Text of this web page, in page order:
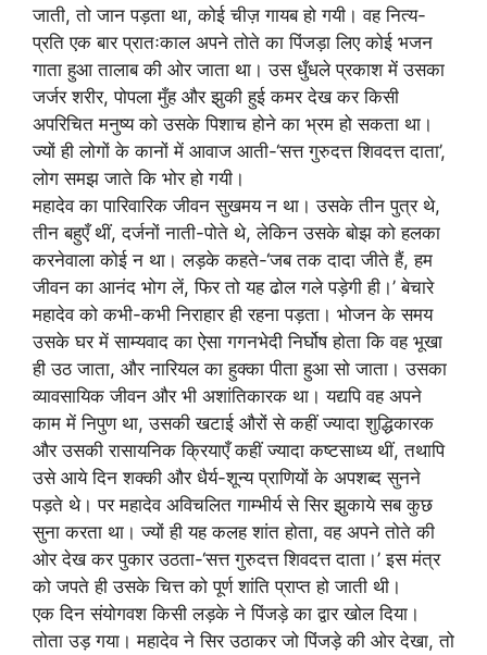
जाती, तो जान पड़ता था, कोई चीज़ गायब हो गयी। वह नित्य-
प्रति एक बार प्रातःकाल अपने तोते का पिंजड़ा लिए कोई भजन
गाता हुआ तालाब की ओर जाता था। उस धुँधले प्रकाश में उसका
जर्जर शरीर, पोपला मुँह और झुकी हुई कमर देख कर किसी
अपरिचित मनुष्य को उसके पिशाच होने का भ्रम हो सकता था।
ज्यों ही लोगों के कानों में आवाज आती-‘सत्त गुरुदत्त शिवदत्त दाता’,
लोग समझ जाते कि भोर हो गयी।
महादेव का पारिवारिक जीवन सुखमय न था। उसके तीन पुत्र थे,
तीन बहुएँ थीं, दर्जनों नाती-पोते थे, लेकिन उसके बोझ को हलका
करनेवाला कोई न था। लड़के कहते-‘जब तक दादा जीते हैं, हम
जीवन का आनंद भोग लें, फिर तो यह ढोल गले पड़ेगी ही।’ बेचारे
महादेव को कभी-कभी निराहार ही रहना पड़ता। भोजन के समय
उसके घर में साम्यवाद का ऐसा गगनभेदी निर्घोष होता कि वह भूखा
ही उठ जाता, और नारियल का हुक्का पीता हुआ सो जाता। उसका
व्यावसायिक जीवन और भी अशांतिकारक था। यद्यपि वह अपने
काम में निपुण था, उसकी खटाई औरों से कहीं ज्यादा शुद्धिकारक
और उसकी रासायनिक क्रियाएँ कहीं ज्यादा कष्टसाध्य थीं, तथापि
उसे आये दिन शक्की और धैर्य-शून्य प्राणियों के अपशब्द सुनने
पड़ते थे। पर महादेव अविचलित गाम्भीर्य से सिर झुकाये सब कुछ
सुना करता था। ज्यों ही यह कलह शांत होता, वह अपने तोते की
ओर देख कर पुकार उठता-‘सत्त गुरुदत्त शिवदत्त दाता।’ इस मंत्र
को जपते ही उसके चित्त को पूर्ण शांति प्राप्त हो जाती थी।
एक दिन संयोगवश किसी लड़के ने पिंजड़े का द्वार खोल दिया।
तोता उड़ गया। महादेव ने सिर उठाकर जो पिंजड़े की ओर देखा, तो